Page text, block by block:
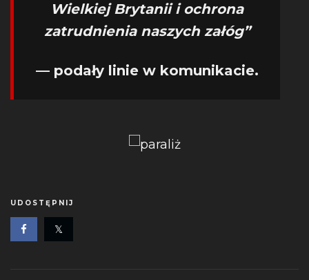
Wielkiej Brytanii i ochrona
zatrudnienia naszych załóg”
— podały linie w komunikacie.
UDOSTĘPNIJ